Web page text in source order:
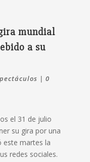
mundial
a su
| 0
el 31 de julio
su gira por una
este martes la
redes sociales.